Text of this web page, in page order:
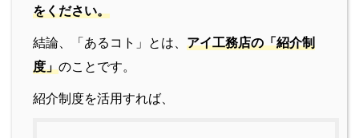
をください。
結論、「あるコト」とは、 アイ工務店の「紹介制
度」のことです。
紹介制度を活用すれば、